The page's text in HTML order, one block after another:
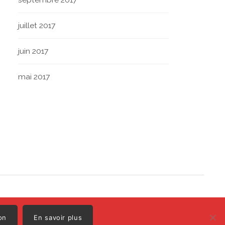
juillet 2017
juin 2017
mai 2017
par Polo
En savoir plus